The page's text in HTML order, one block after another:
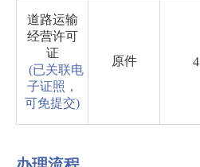
道路运输
经营许可
证
(已关联电
子证照，
可免提交)
原件 4